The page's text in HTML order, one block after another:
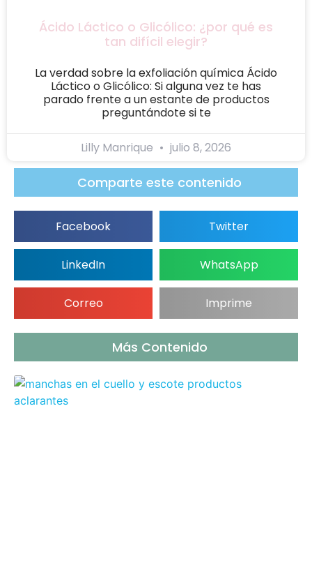
Ácido Láctico o Glicólico: ¿por qué es
tan difícil elegir?
La verdad sobre la exfoliación química Ácido
Láctico o Glicólico: Si alguna vez te has
parado frente a un estante de productos
preguntándote si te
Lilly Manrique julio 8, 2026
Comparte este contenido
Facebook Twitter
LinkedIn WhatsApp
Correo Imprime
Más Contenido